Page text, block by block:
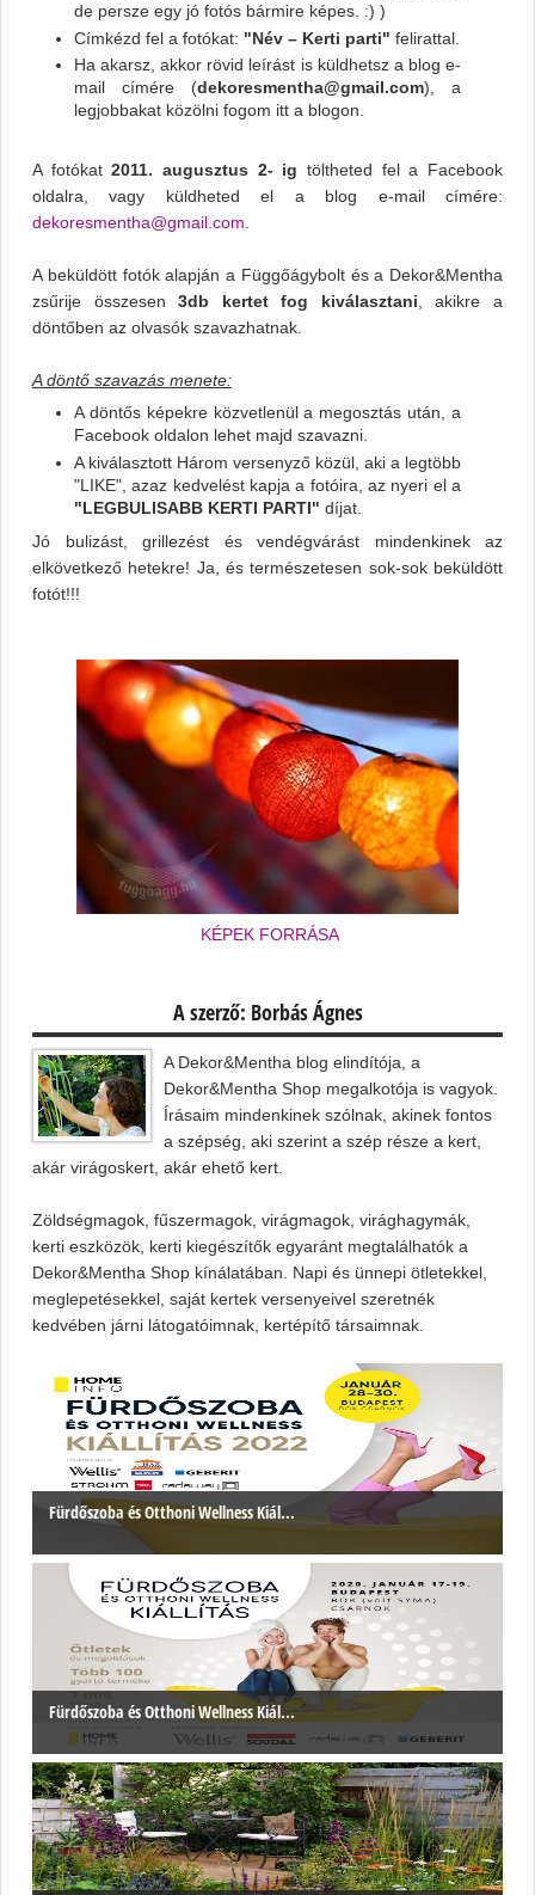
de persze egy jó fotós bármire képes. :) )
Címkézd fel a fotókat: "Név – Kerti parti" felirattal.
Ha akarsz, akkor rövid leírást is küldhetsz a blog e-
mail címére (dekoresmentha@gmail.com), a
legjobbakat közölni fogom itt a blogon.
A fotókat2011. augusztus 2- ig töltheted fel a Facebook
oldalra, vagy küldheted el a blog e-mail címére:
dekoresmentha@gmail.com
A beküldött fotók alapján a Függőágybolt és a Dekor&Mentha
zsűrije összesen3db kertet fog kiválasztani , akikre a
döntőben az olvasók szavazhatnak.
A döntő szavazás menete:
A döntős képekre közvetlenül a megosztás után, a
Facebook oldalon lehet majd szavazni.
A kiválasztott Három versenyző közül, aki a legtöbb
"LIKE", azaz kedvelést kapja a fotóira, az nyeri el a
"LEGBULISABB KERTI PARTI" díjat.
Jó bulizást, grillezést és vendégvárást mindenkinek az
elkövetkező hetekre! Ja, és természetesen sok-sok beküldött
fotót!!!
KÉPEK FORRÁSA
A szerző: Borbás Ágnes
A Dekor&Mentha blog elindítója, a
Dekor&Mentha Shop megalkotója is vagyok.
Írásaim mindenkinek szólnak, akinek fontos
a szépség, aki szerint a szép része a kert,
akár virágoskert, akár ehető kert.
Zöldségmagok, fűszermagok, virágmagok, virághagymák,
kerti eszközök, kerti kiegészítők egyaránt megtalálhatók a
Dekor&Mentha Shop kínálatában. Napi és ünnepi ötletekkel,
meglepetésekkel, saját kertek versenyeivel szeretnék
kedvében járni látogatóimnak, kertépítő társaimnak.
Fürdőszoba és Otthoni Wellness Kiál...
Fürdőszoba és Otthoni Wellness Kiál...